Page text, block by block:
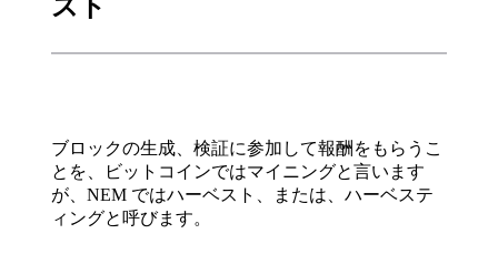
スト
ブロックの生成、検証に参加して報酬をもらうこ
とを、ビットコインではマイニングと言います
が、NEM ではハーベスト、または、ハーベステ
ィングと呼びます。